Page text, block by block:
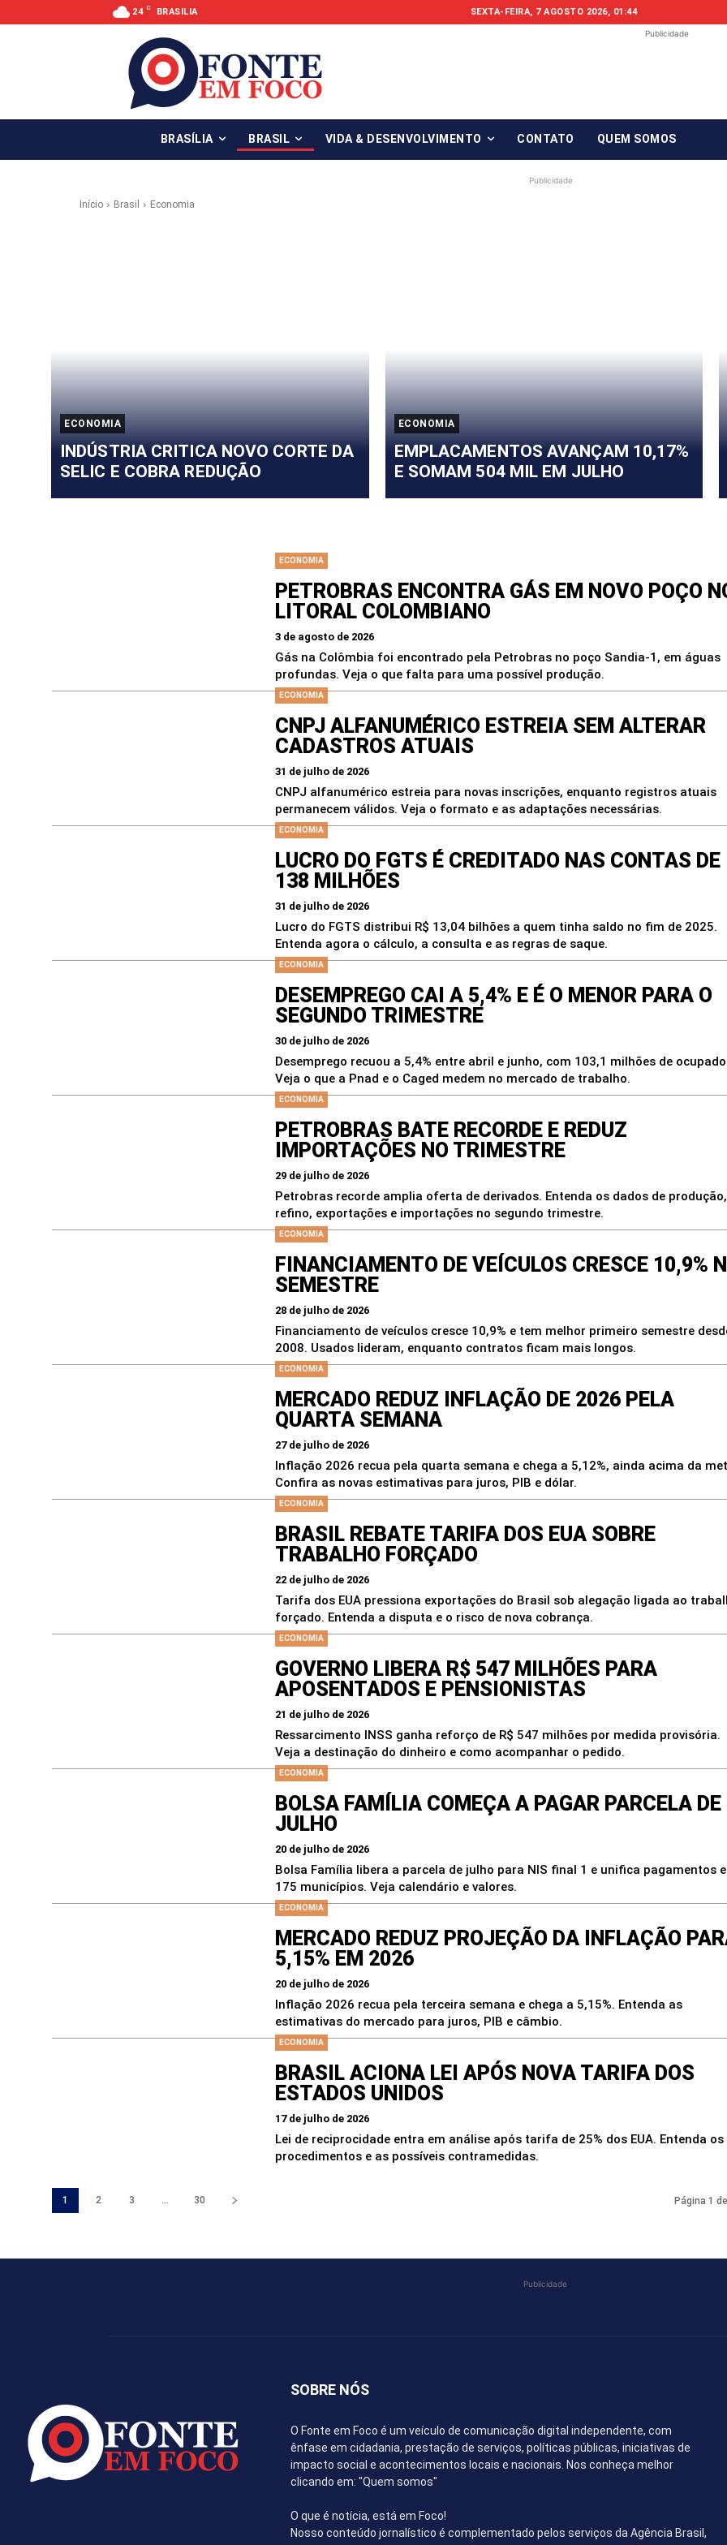
24 C BRASILIA SEXTA-FEIRA, 7 AGOSTO 2026, 01:44
Publicidade
BRASÍLIA BRASIL VIDA & DESENVOLVIMENTO CONTATO QUEM SOMOS
Publicidade
Início Brasil Economia
ECONOMIA
INDÚSTRIA CRITICA NOVO CORTE DA
SELIC E COBRA REDUÇÃO
ECONOMIA
EMPLACAMENTOS AVANÇAM 10,17%
E SOMAM 504 MIL EM JULHO
ECONOMIA
PETROBRAS ENCONTRA GÁS EM NOVO POÇO
LITORAL COLOMBIANO
3 de agosto de 2026
Gás na Colômbia foi encontrado pela Petrobras no poço Sandia-1, em águas
profundas. Veja o que falta para uma possível produção.
ECONOMIA
CNPJ ALFANUMÉRICO ESTREIA SEM ALTERAR
CADASTROS ATUAIS
31 de julho de 2026
CNPJ alfanumérico estreia para novas inscrições, enquanto registros atuais
permanecem válidos. Veja o formato e as adaptações necessárias.
ECONOMIA
LUCRO DO FGTS É CREDITADO NAS CONTAS DE
138 MILHÕES
31 de julho de 2026
Lucro do FGTS distribui R$ 13,04 bilhões a quem tinha saldo no fim de 2025.
Entenda agora o cálculo, a consulta e as regras de saque.
ECONOMIA
DESEMPREGO CAI A 5,4% E É O MENOR PARA O
SEGUNDO TRIMESTRE
30 de julho de 2026
Desemprego recuou a 5,4% entre abril e junho, com 103,1 milhões de
Veja o que a Pnad e o Caged medem no mercado de trabalho.
ECONOMIA
PETROBRAS BATE RECORDE E REDUZ
IMPORTAÇÕES NO TRIMESTRE
29 de julho de 2026
Petrobras recorde amplia oferta de derivados. Entenda os dados de produção,
refino, exportações e importações no segundo trimestre.
ECONOMIA
FINANCIAMENTO DE VEÍCULOS CRESCE 10,9%
SEMESTRE
28 de julho de 2026
Financiamento de veículos cresce 10,9% e tem melhor primeiro semestre
2008. Usados lideram, enquanto contratos ficam mais longos.
ECONOMIA
MERCADO REDUZ INFLAÇÃO DE 2026 PELA
QUARTA SEMANA
27 de julho de 2026
Inflação 2026 recua pela quarta semana e chega a 5,12%, ainda acima da
Confira as novas estimativas para juros, PIB e dólar.
ECONOMIA
BRASIL REBATE TARIFA DOS EUA SOBRE
TRABALHO FORÇADO
22 de julho de 2026
Tarifa dos EUA pressiona exportações do Brasil sob alegação ligada ao
forçado. Entenda a disputa e o risco de nova cobrança.
ECONOMIA
GOVERNO LIBERA R$ 547 MILHÕES PARA
APOSENTADOS E PENSIONISTAS
21 de julho de 2026
Ressarcimento INSS ganha reforço de R$ 547 milhões por medida provisória.
Veja a destinação do dinheiro e como acompanhar o pedido.
ECONOMIA
BOLSA FAMÍLIA COMEÇA A PAGAR PARCELA DE
JULHO
20 de julho de 2026
Bolsa Família libera a parcela de julho para NIS final 1 e unifica pagamentos
175 municípios. Veja calendário e valores.
ECONOMIA
MERCADO REDUZ PROJEÇÃO DA INFLAÇÃO
5,15% EM 2026
20 de julho de 2026
Inflação 2026 recua pela terceira semana e chega a 5,15%. Entenda as
estimativas do mercado para juros, PIB e câmbio.
ECONOMIA
BRASIL ACIONA LEI APÓS NOVA TARIFA DOS
ESTADOS UNIDOS
17 de julho de 2026
Lei de reciprocidade entra em análise após tarifa de 25% dos EUA. Entenda os
procedimentos e as possíveis contramedidas.
1 2 3 ... 30 Página 1
Publicidade
SOBRE NÓS
O Fonte em Foco é um veículo de comunicação digital independente, com
ênfase em cidadania, prestação de serviços, políticas públicas, iniciativas de
impacto social e acontecimentos locais e nacionais. Nos conheça melhor
clicando em: "Quem somos"
O que é notícia, está em Foco!
Nosso conteúdo jornalístico é complementado pelos serviços da Agência Brasil,